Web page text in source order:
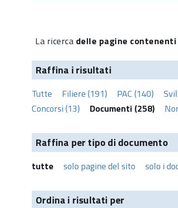
La ricerca delle pagine
Raffina i risultati
Tutte Filiere (191) PAC (140)
Concorsi (13)
Documenti (258)
Raffina per tipo di documento
tutte solo pagine del sito solo i
Ordina i risultati per